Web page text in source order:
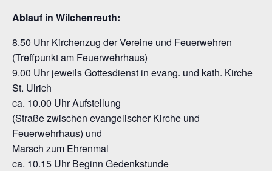
Ablauf in Wilchenreuth:
8.50 Uhr Kirchenzug der Vereine und Feuerwehren
(Treffpunkt am Feuerwehrhaus)
9.00 Uhr jeweils Gottesdienst in evang. und kath. Kirche
St. Ulrich
ca. 10.00 Uhr Aufstellung
(Straße zwischen evangelischer Kirche und
Feuerwehrhaus) und
Marsch zum Ehrenmal
ca. 10.15 Uhr Beginn Gedenkstunde